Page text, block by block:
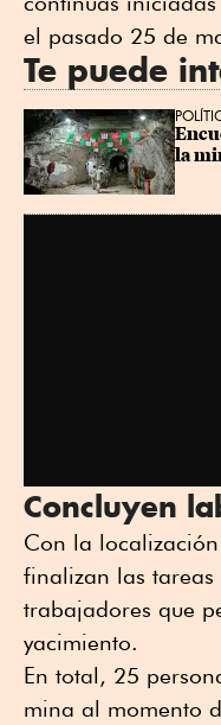
el pasado 25 de
Te puede
la
Concluyen
Con la
finalizan las tareas
trabajadores que
yacimiento.
En total, 25
mina al momento